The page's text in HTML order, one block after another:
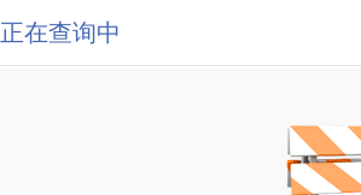
正在查询中